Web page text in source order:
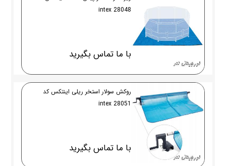
28048 intex
با ما تماس بگیرید
روکش سولار استخر ریلی اینتکس کد
28051 intex
با ما تماس بگیرید